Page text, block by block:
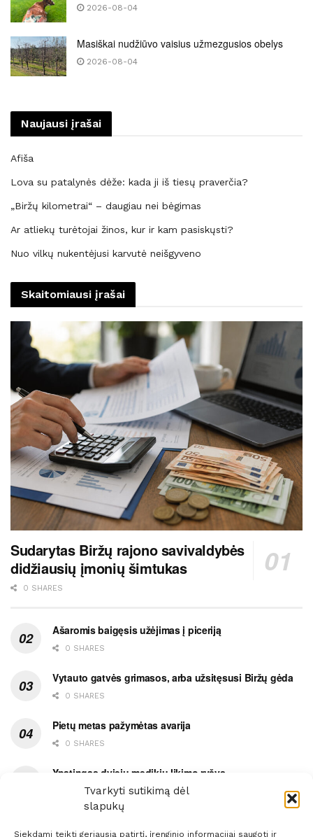
Tvarkyti sutikimą dėl
slapukų
Siekdami teikti geriausią patirtį, įrenginio informacijai saugoti ir
2026-08-04
Masiškai nudžiūvo vaisius užmezgusios obelys
2026-08-04
Naujausi įrašai
Afiša
Lova su patalynės dėže: kada ji iš tiesų praverčia?
„Biržų kilometrai“ – daugiau nei bėgimas
Ar atliekų turėtojai žinos, kur ir kam pasiskųsti?
Nuo vilkų nukentėjusi karvutė neišgyveno
Skaitomiausi įrašai
Sudarytas Biržų rajono savivaldybės
didžiausių įmonių šimtukas
0 SHARES
Ašaromis baigęsis užėjimas į piceriją
0 SHARES
Vytauto gatvės grimasos, arba užsitęsusi Biržų gėda
0 SHARES
Pietų metas pažymėtas avarija
0 SHARES
Ypatingas dviejų medikių likimo ryšys
0 SHARES